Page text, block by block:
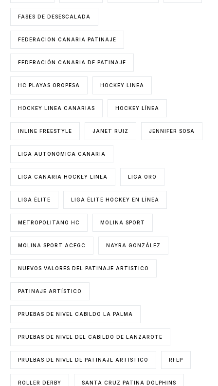
FASES DE DESESCALADA
FEDERACION CANARIA PATINAJE
FEDERACIÓN CANARIA DE PATINAJE
HC PLAYAS OROPESA HOCKEY LINEA
HOCKEY LINEA CANARIAS HOCKEY LÍNEA
INLINE FREESTYLE JANET RUIZ JENNIFER SOSA
LIGA AUTONÓMICA CANARIA
LIGA CANARIA HOCKEY LINEA LIGA ORO
LIGA ÉLITE LIGA ÉLITE HOCKEY EN LÍNEA
METROPOLITANO HC MOLINA SPORT
MOLINA SPORT ACEGC NAYRA GONZÁLEZ
NUEVOS VALORES DEL PATINAJE ARTISTICO
PATINAJE ARTÍSTICO
PRUEBAS DE NIVEL CABILDO LA PALMA
PRUEBAS DE NIVEL DEL CABILDO DE LANZAROTE
PRUEBAS DE NIVEL DE PATINAJE ARTÍSTICO RFEP
ROLLER DERBY SANTA CRUZ PATINA DOLPHINS